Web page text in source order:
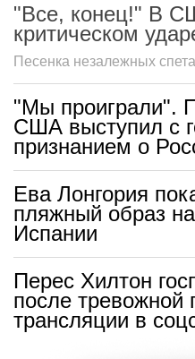
"Все, конец!" В
критическом
Песенка незалежных спета
"Мы проиграли".
США выступил с
признанием о
Ева Лонгория
пляжный образ
Испании
Перес Хилтон
после тревожной
трансляции в